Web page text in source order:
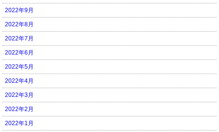
2022年9月
2022年8月
2022年7月
2022年6月
2022年5月
2022年4月
2022年3月
2022年2月
2022年1月